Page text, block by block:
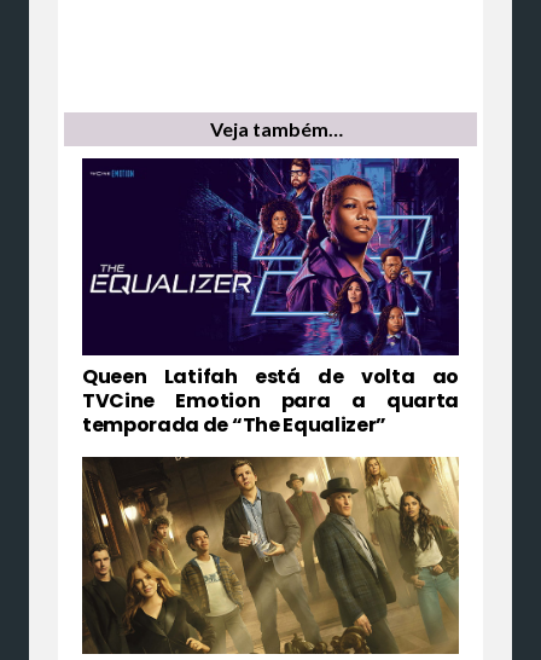
Veja também…
Queen Latifah está de volta ao
TVCine Emotion para a quarta
temporada de “The Equalizer”